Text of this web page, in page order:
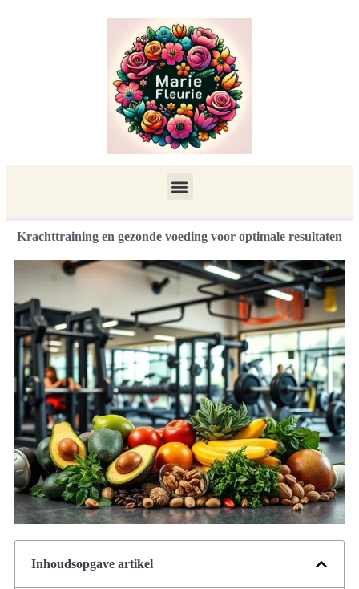
Krachttraining en gezonde voeding voor optimale resultaten
Inhoudsopgave artikel